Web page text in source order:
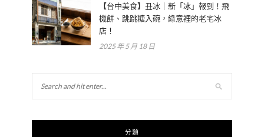
【台中美食】丑冰｜新「冰」報到！飛
機餅、跳跳糖入碗，綠意裡的老宅冰
店！
2025 年 5 月 18 日
分類